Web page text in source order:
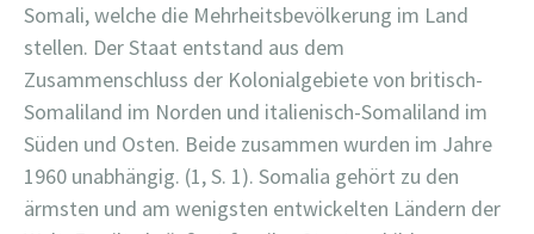
Somali, welche die Mehrheitsbevölkerung im Land
stellen. Der Staat entstand aus dem
Zusammenschluss der Kolonialgebiete von britisch-
Somaliland im Norden und italienisch-Somaliland im
Süden und Osten. Beide zusammen wurden im Jahre
1960 unabhängig. (1, S. 1). Somalia gehört zu den
ärmsten und am wenigsten entwickelten Ländern der